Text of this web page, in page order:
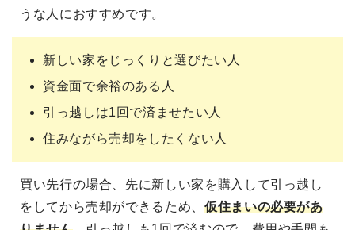
うな人におすすめです。
新しい家をじっくりと選びたい人
資金面で余裕のある人
引っ越しは1回で済ませたい人
住みながら売却をしたくない人
買い先行の場合、先に新しい家を購入して引っ越し
をしてから売却ができるため、 仮住まいの必要があ